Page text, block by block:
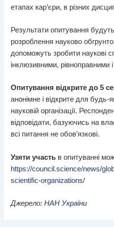
етапах кар’єри, в різних
Результати опитування
розроблення науково
допоможуть зробити наукові
інклюзивними, рівноправними
Опитування відкрите до 5
анонімне і відкрите для будь-
науковій організації.
відповідати, базуючись на
всі питання не обов’язкові.
Узяти участь в опитуванні
https://council.science/news/
scientific-organizations/
Джерело:НАН України